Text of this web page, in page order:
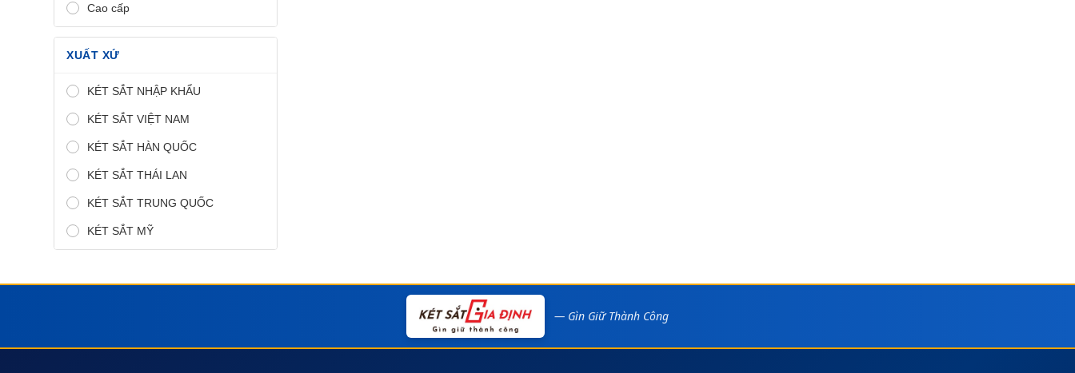
Cao cấp
XUẤT XỨ
KÉT SẮT NHẬP KHẨU
KÉT SẮT VIỆT NAM
KÉT SẮT HÀN QUỐC
KÉT SẮT THÁI LAN
KÉT SẮT TRUNG QUỐC
KÉT SẮT MỸ
— Gìn Giữ Thành Công